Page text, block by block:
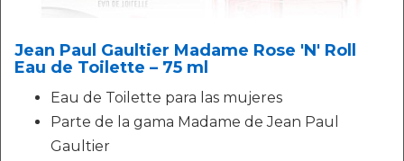
Jean Paul Gaultier Madame Rose 'N' Roll
Eau de Toilette – 75 ml
Eau de Toilette para las mujeres
Parte de la gama Madame de Jean Paul
Gaultier